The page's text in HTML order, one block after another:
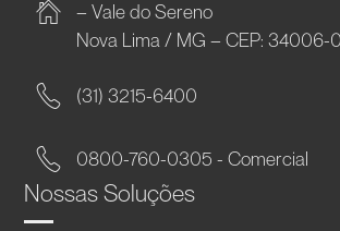
– Vale do Sereno
Nova Lima / MG – CEP: 34006-
(31) 3215-6400
0800-760-0305 - Comercial
Nossas Soluções